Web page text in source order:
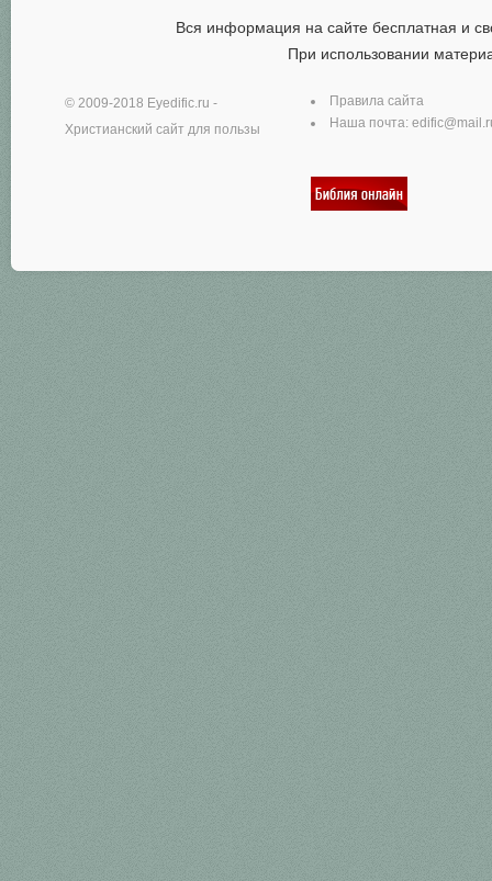
Вся информация на сайте бесплатная и
При использовании
© 2009-2018 Eyedific.ru -
Христианский сайт для пользы
Правила сайта
Наша почта: